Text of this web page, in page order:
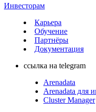
Инвесторам
Карьера
Обучение
Партнёры
Документация
ссылка на telegram
Arenadata
Arenadata для
Cluster Manager